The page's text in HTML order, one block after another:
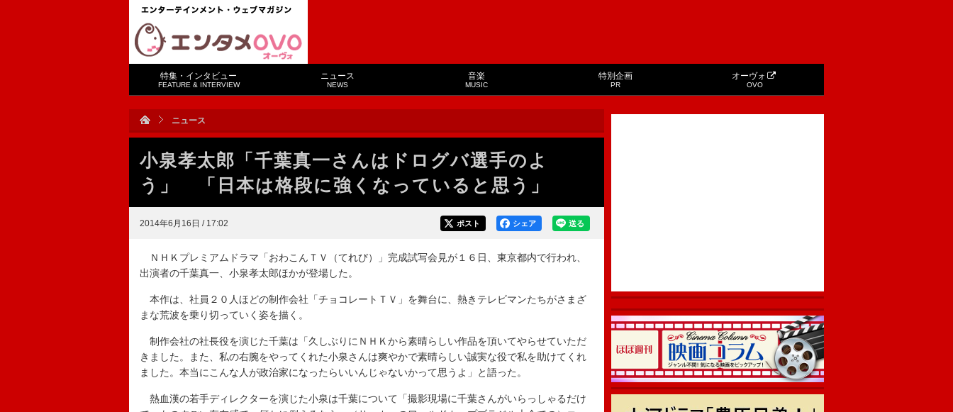
特集・インタビュー
FEATURE & INTERVIEW
ニュース
NEWS
音楽
MUSIC
特別企画
PR
オーヴォ
OVO
ニュース
小泉孝太郎「千葉真一さんはドログバ選手のよ
う」 「日本は格段に強くなっていると思う」
2014年6月16日 / 17:02 送る
シェア
ポスト
ＮＨＫプレミアムドラマ「おわこんＴＶ（てれび）」完成試写会見が１６日、東京都内で行われ、
出演者の千葉真一、小泉孝太郎ほかが登場した。
本作は、社員２０人ほどの制作会社「チョコレートＴＶ」を舞台に、熱きテレビマンたちがさまざ
まな荒波を乗り切っていく姿を描く。
制作会社の社長役を演じた千葉は「久しぶりにＮＨＫから素晴らしい作品を頂いてやらせていただ
きました。また、私の右腕をやってくれた小泉さんは爽やかで素晴らしい誠実な役で私を助けてくれ
ました。本当にこんな人が政治家になったらいいんじゃないかって思うよ」と語った。
熱血漢の若手ディレクターを演じた小泉は千葉について「撮影現場に千葉さんがいらっしゃるだけ